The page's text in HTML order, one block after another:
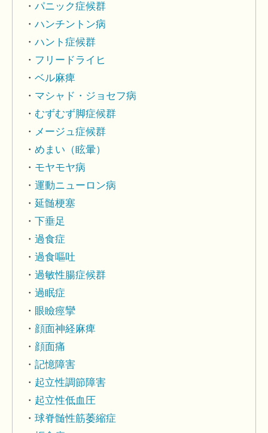
パニック症候群
ハンチントン病
ハント症候群
フリードライヒ
ベル麻痺
マシャド・ジョセフ病
むずむず脚症候群
メージュ症候群
めまい（眩暈）
モヤモヤ病
運動ニューロン病
延髄梗塞
下垂足
過食症
過食嘔吐
過敏性腸症候群
過眠症
眼瞼痙攣
顔面神経麻痺
顔面痛
記憶障害
起立性調節障害
起立性低血圧
球脊髄性筋萎縮症